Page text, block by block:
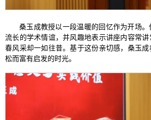
桑玉成教授以一段温暖的回忆作为开场
流长的学术情谊，并风趣地表示讲座内容常
春风采却一如往昔。基于这份亲切感，桑玉
松而富有启发的时光。